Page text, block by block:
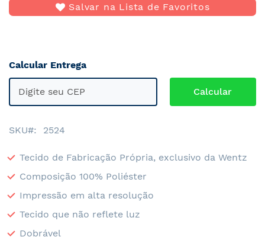
Salvar na Lista de Favoritos
Calcular Entrega
SKU 2524
Tecido de Fabricação Própria, exclusivo da Wentz
Composição 100% Poliéster
Impressão em alta resolução
Tecido que não reflete luz
Dobrável